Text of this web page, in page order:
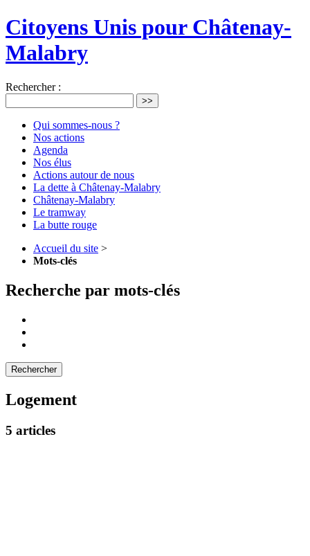
Citoyens Unis pour Châtenay-
Malabry
Rechercher :
>>
Qui sommes-nous ?
Nos actions
Agenda
Nos élus
Actions autour de nous
La dette à Châtenay-Malabry
Châtenay-Malabry
Le tramway
La butte rouge
Accueil du site >
Mots-clés
Recherche par mots-clés
Logement
5 articles